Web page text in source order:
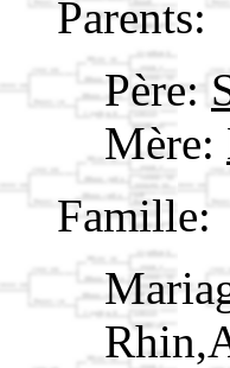
Parents:
Père:
Mère:
Famille: